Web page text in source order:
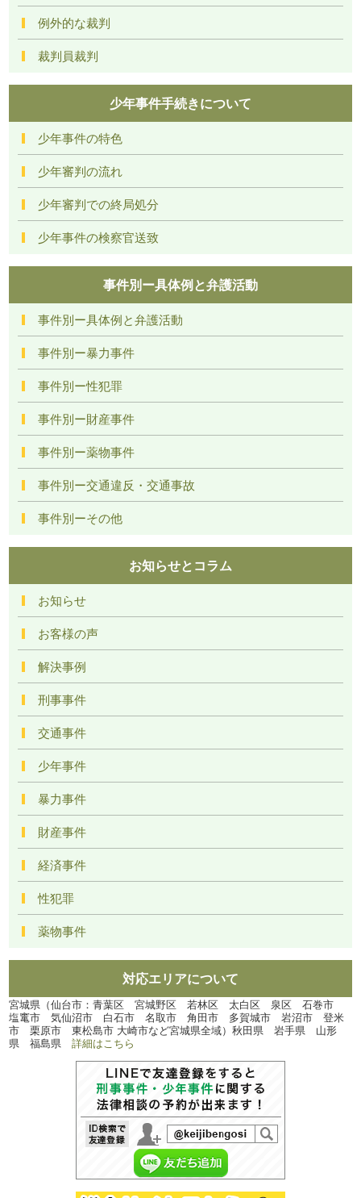
例外的な裁判
裁判員裁判
少年事件手続きについて
少年事件の特色
少年審判の流れ
少年審判での終局処分
少年事件の検察官送致
事件別ー具体例と弁護活動
事件別ー具体例と弁護活動
事件別ー暴力事件
事件別ー性犯罪
事件別ー財産事件
事件別ー薬物事件
事件別ー交通違反・交通事故
事件別ーその他
お知らせとコラム
お知らせ
お客様の声
解決事例
刑事事件
交通事件
少年事件
暴力事件
財産事件
経済事件
性犯罪
薬物事件
対応エリアについて
宮城県（仙台市：青葉区 宮城野区 若林区 太白区 泉区 石巻市
塩竃市 気仙沼市 白石市 名取市 角田市 多賀城市 岩沼市 登米
市 栗原市 東松島市 大崎市など宮城県全域）秋田県 岩手県 山形
県 福島県詳細はこちら